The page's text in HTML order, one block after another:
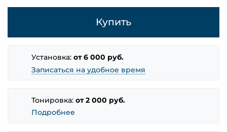
Купить
Установка:от 6 000 руб.
Записаться на удобное время
Тонировка:от 2 000 руб.
Подробнее